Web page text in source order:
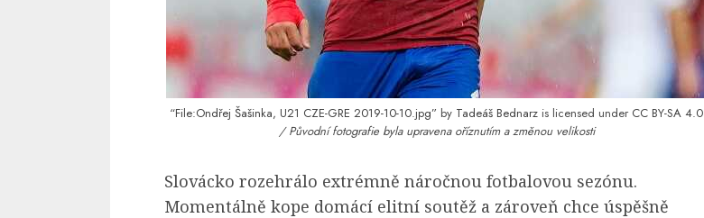
“File:Ondřej Šašinka, U21 CZE-GRE 2019-10-10.jpg” by Tadeáš Bednarz is licensed under CC BY-SA 4.0
/ Původní fotografie byla upravena oříznutím a změnou velikosti
Slovácko rozehrálo extrémně náročnou fotbalovou sezónu.
Momentálně kope domácí elitní soutěž a zároveň chce úspěšně